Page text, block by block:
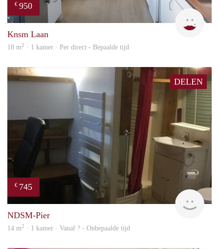
€ 950
Knsm Laan
18 m2 · 1 kamer · Per direct - Bepaalde tijd
DELEN
€ 745
NDSM-Pier
14 m2 · 1 kamer · Vanaf ? - Onbepaalde tijd